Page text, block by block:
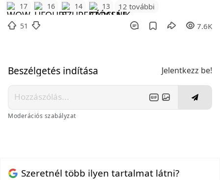
17 16 14 13 12 további
51 7.6K
Beszélgetés indítása Jelentkezz be!
Moderációs szabályzat
Szeretnél több ilyen tartalmat látni?